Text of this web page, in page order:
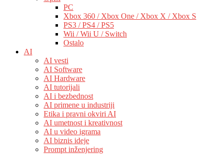
PC
Xbox 360 / Xbox One / Xbox X / Xbox S
PS3 / PS4 / PS5
Wii / Wii U / Switch
Ostalo
AI
AI vesti
AI Software
AI Hardware
AI tutorijali
AI i bezbednost
AI primene u industriji
Etika i pravni okviri AI
AI umetnost i kreativnost
AI u video igrama
AI biznis ideje
Prompt inženjering